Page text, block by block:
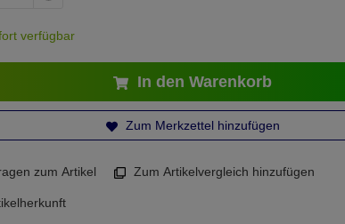
verfügbar
In den Warenkorb
Zum Merkzettel hinzufügen
zum Artikel Zum Artikelvergleich hinzufügen